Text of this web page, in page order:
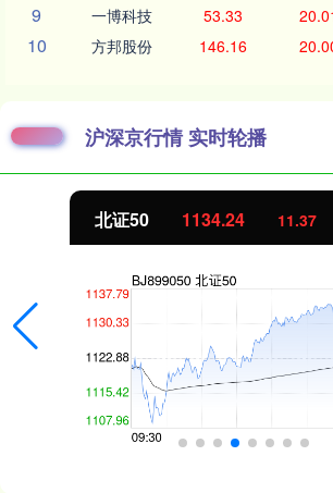
9 一博科技 53.33
10 方邦股份 146.16
沪深京行情 实时轮播
北证50 1134.24 11.37